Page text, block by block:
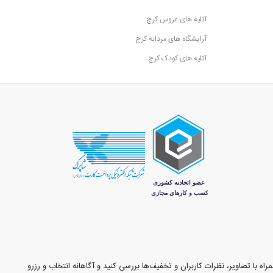
آتلیه های عروس کرج
آرایشگاه های مردانه کرج
آتلیه های کودک کرج
با تصاویر، نظرات کاربران و تخفیف‌ها بررسی کنید و آگاهانه انتخاب و رزرو